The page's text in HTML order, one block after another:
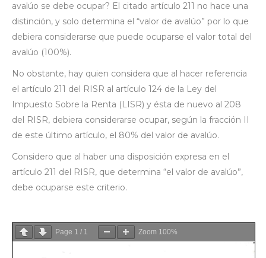
avalúo se debe ocupar? El citado artículo 211 no hace una
distinción, y solo determina el “valor de avalúo” por lo que
debiera considerarse que puede ocuparse el valor total del
avalúo (100%).
No obstante, hay quien considera que al hacer referencia
el artículo 211 del RISR al artículo 124 de la Ley del
Impuesto Sobre la Renta (LISR) y ésta de nuevo al 208
del RISR, debiera considerarse ocupar, según la fracción II
de este último artículo, el 80% del valor de avalúo.
Considero que al haber una disposición expresa en el
artículo 211 del RISR, que determina “el valor de avalúo”,
debe ocuparse este criterio.
Page 1 / 1 Zoom 100%